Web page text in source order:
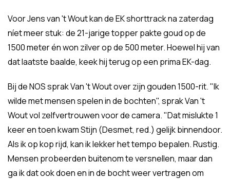
Voor Jens van 't Wout kan de EK shorttrack na zaterdag
níet meer stuk: de 21-jarige topper pakte goud op de
1500 meter én won zilver op de 500 meter. Hoewel hij van
dat laatste baalde, keek hij terug op een prima EK-dag.
Bij de NOS sprak Van 't Wout over zijn gouden 1500-rit. "Ik
wilde met mensen spelen in de bochten", sprak Van 't
Wout vol zelfvertrouwen voor de camera. "Dat mislukte 1
keer en toen kwam Stijn (Desmet, red.) gelijk binnendoor.
Als ik op kop rijd, kan ik lekker het tempo bepalen. Rustig.
Mensen probeerden buitenom te versnellen, maar dan
ga ik dat ook doen en in de bocht weer vertragen om